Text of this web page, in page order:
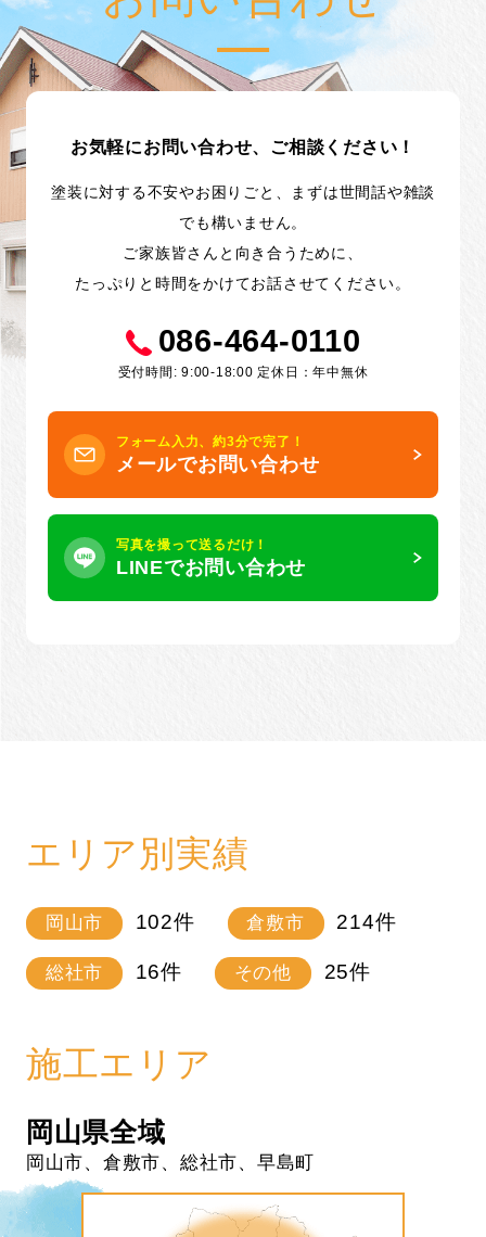
お気軽にお問い合わせ、ご相談ください！
塗装に対する不安やお困りごと、まずは世間話や雑談
でも構いません。
ご家族皆さんと向き合うために、
たっぷりと時間をかけてお話させてください。
086-464-0110
受付時間: 9:00-18:00 定休日：年中無休
フォーム入力、約3分で完了！
メールでお問い合わせ
写真を撮って送るだけ！
LINEでお問い合わせ
エリア別実績
岡山市 102件 倉敷市 214件
総社市 16件 その他 25件
施工エリア
岡山県全域
岡山市、倉敷市、総社市、早島町